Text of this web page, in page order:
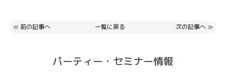
≪ 前の記事へ 一覧に戻る 次の記事へ ≫
パーティー・セミナー情報